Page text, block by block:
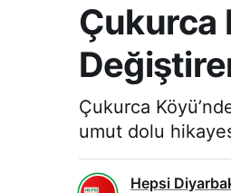
Çukurca
Çukurca
umut dolu
Hepsi